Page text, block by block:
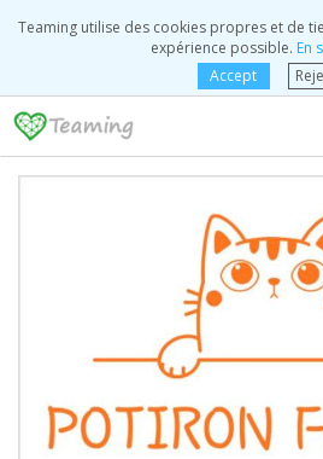
Teaming utilise des cookies propres et de
expérience possible. En
Accept